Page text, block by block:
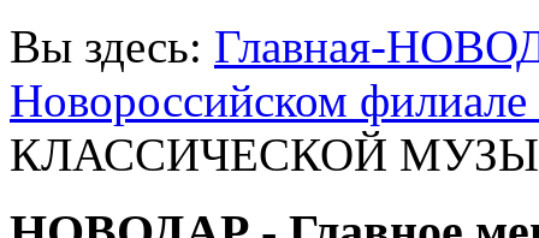
Вы здесь: Главная-
Новороссийском
КЛАССИЧЕСКОЙ